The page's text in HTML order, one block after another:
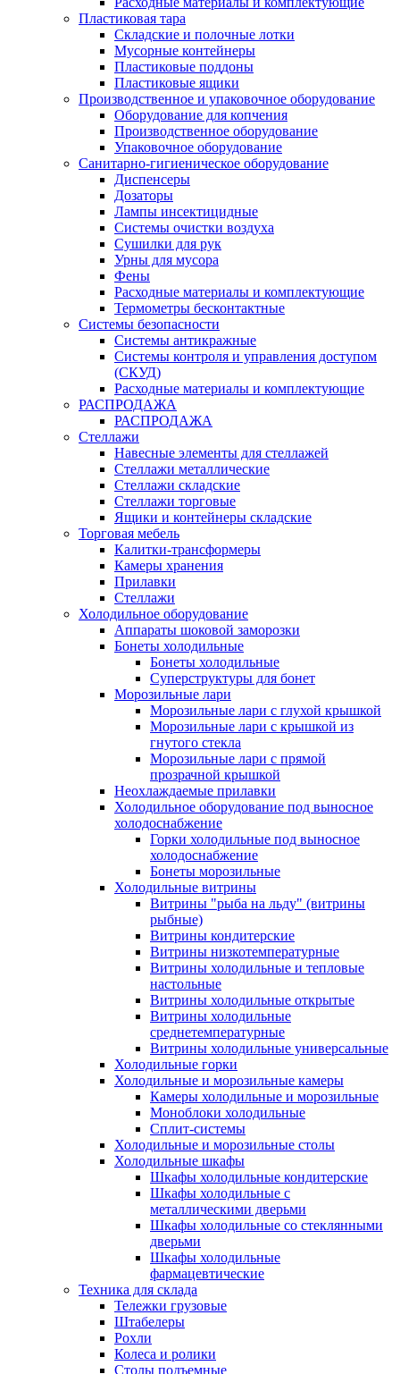
Пластиковая тара
Складские и полочные лотки
Мусорные контейнеры
Пластиковые поддоны
Пластиковые ящики
Производственное и упаковочное оборудование
Оборудование для копчения
Производственное оборудование
Упаковочное оборудование
Санитарно-гигиеническое оборудование
Диспенсеры
Дозаторы
Лампы инсектицидные
Системы очистки воздуха
Сушилки для рук
Урны для мусора
Фены
Расходные материалы и комплектующие
Термометры бесконтактные
Системы безопасности
Системы антикражные
Системы контроля и управления доступом
(СКУД)
Расходные материалы и комплектующие
РАСПРОДАЖА
РАСПРОДАЖА
Стеллажи
Навесные элементы для стеллажей
Стеллажи металлические
Стеллажи складские
Стеллажи торговые
Ящики и контейнеры складские
Торговая мебель
Калитки-трансформеры
Камеры хранения
Прилавки
Стеллажи
Холодильное оборудование
Аппараты шоковой заморозки
Бонеты холодильные
Бонеты холодильные
Суперструктуры для бонет
Морозильные лари
Морозильные лари с глухой крышкой
Морозильные лари с крышкой из
гнутого стекла
Морозильные лари с прямой
прозрачной крышкой
Неохлаждаемые прилавки
Холодильное оборудование под выносное
холодоснабжение
Горки холодильные под выносное
холодоснабжение
Бонеты морозильные
Холодильные витрины
Витрины "рыба на льду" (витрины
рыбные)
Витрины кондитерские
Витрины низкотемпературные
Витрины холодильные и тепловые
настольные
Витрины холодильные открытые
Витрины холодильные
среднетемпературные
Витрины холодильные универсальные
Холодильные горки
Холодильные и морозильные камеры
Камеры холодильные и морозильные
Моноблоки холодильные
Сплит-системы
Холодильные и морозильные столы
Холодильные шкафы
Шкафы холодильные кондитерские
Шкафы холодильные с
металлическими дверьми
Шкафы холодильные со стеклянными
дверьми
Шкафы холодильные
фармацевтические
Техника для склада
Тележки грузовые
Штабелеры
Рохли
Колеса и ролики
Столы подъемные